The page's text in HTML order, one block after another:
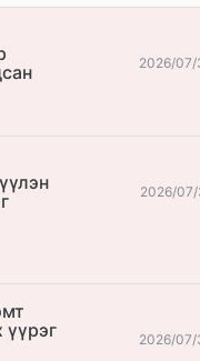
2026/07/
2026/07/
үүрэг
2026/07/